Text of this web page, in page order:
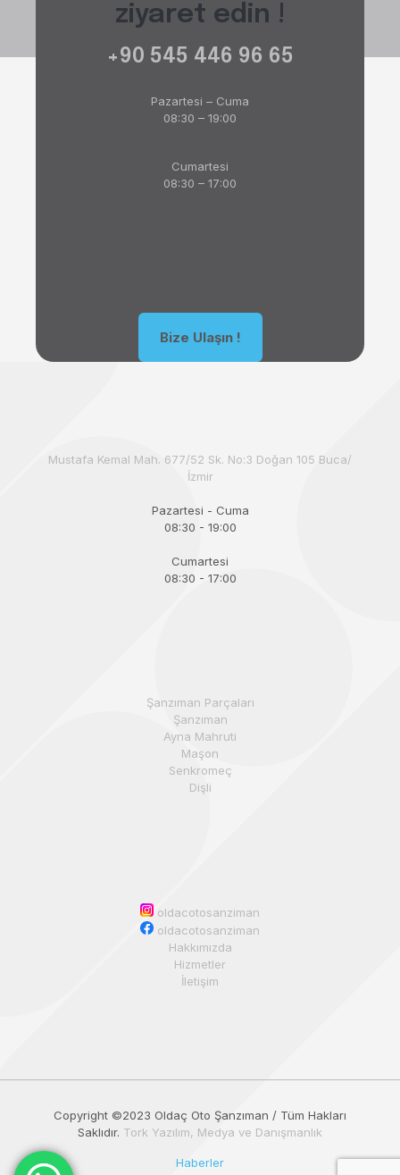
ziyaret edin !
+90 545 446 96 65
Pazartesi – Cuma
08:30 – 19:00
Cumartesi
08:30 – 17:00
Bize Ulaşın !
Mustafa Kemal Mah. 677/52 Sk. No:3 Doğan 105 Buca/
İzmir
Pazartesi - Cuma
08:30 - 19:00
Cumartesi
08:30 - 17:00
Şanzıman Parçaları
Şanzıman
Ayna Mahruti
Maşon
Senkromeç
Dişli
oldacotosanziman
oldacotosanziman
Hakkımızda
Hizmetler
İletişim
Copyright ©️2023 Oldaç Oto Şanzıman / Tüm Hakları
Saklıdır. Tork Yazılım, Medya ve Danışmanlık
Haberler